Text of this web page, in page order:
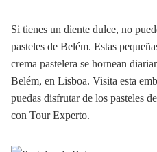
Si tienes un diente dulce, no
pasteles de Belém. Estas
crema pastelera se hornean
Belém, en Lisboa. Visita esta
puedas disfrutar de los pasteles
con Tour Experto.